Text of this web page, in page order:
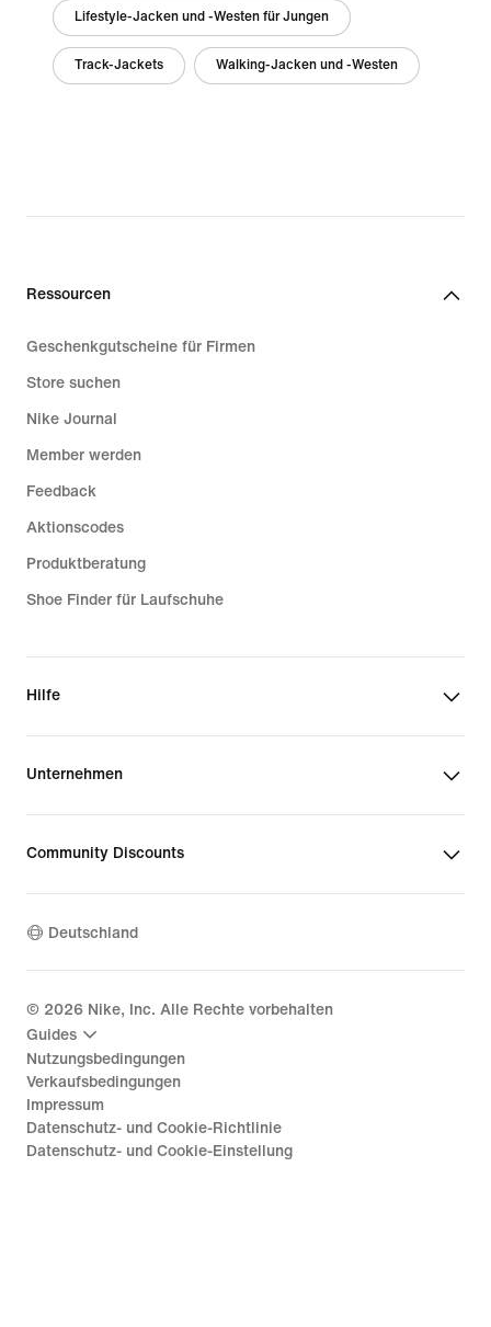
Lifestyle-Jacken und -Westen für Jungen
Track-Jackets Walking-Jacken und -Westen
Ressourcen
Geschenkgutscheine für Firmen
Store suchen
Nike Journal
Member werden
Feedback
Aktionscodes
Produktberatung
Shoe Finder für Laufschuhe
Hilfe
Unternehmen
Community Discounts
Deutschland
© 2026 Nike, Inc. Alle Rechte vorbehalten
Guides
Nutzungsbedingungen
Verkaufsbedingungen
Impressum
Datenschutz- und Cookie-Richtlinie
Datenschutz- und Cookie-Einstellung